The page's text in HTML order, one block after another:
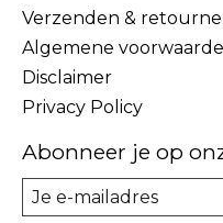
Verzenden &
Algemene
Disclaimer
Privacy Policy
Abonneer je op